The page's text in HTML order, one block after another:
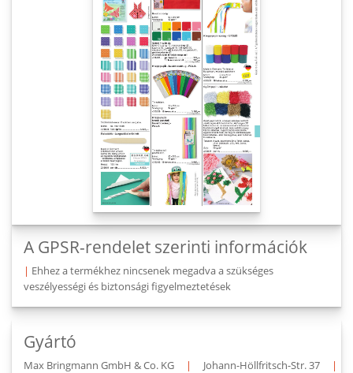
A GPSR-rendelet szerinti információk
| Ehhez a termékhez nincsenek megadva a szükséges
veszélyességi és biztonsági figyelmeztetések
Gyártó
Max Bringmann GmbH & Co. KG | Johann-Höllfritsch-Str. 37
|